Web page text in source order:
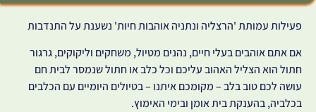
פעילות עמותת 'הרצליה ונתניה אוהבות חיות' נשענת על התנדבות
אם אתם אוהבים בעלי חיים, נהנים מטיול, משחקים וליקוקים, גרגור
חתול הוא הצליל האהוב עליכם וכל כלב או חתול שנמסר לבית חם
עושה לכם טוב בלב – מקומכם איתנו – בטיולים היומיים עם הכלבים
בכלביה, בהענקת בית אומן ובימי האימוץ.